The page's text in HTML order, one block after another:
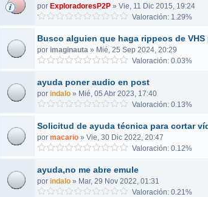
por ExploradoresP2P» Vie, 11 Dic 2015, 19:24
Valoración: 1.29%
Busco alguien que haga rippeos de
por imaginauta» Mié, 25 Sep 2024, 20:29
Valoración: 0.03%
ayuda poner audio en post
por indalo» Mié, 05 Abr 2023, 17:40
Valoración: 0.13%
Solicitud de ayuda técnica para cortar
por macario» Vie, 30 Dic 2022, 20:47
Valoración: 0.12%
ayuda,no me abre emule
por indalo» Mar, 29 Nov 2022, 01:31
Valoración: 0.21%